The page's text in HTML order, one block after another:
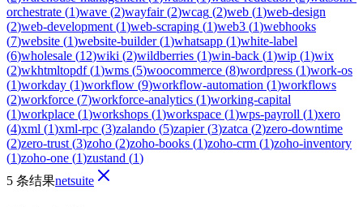
orchestrate (1)wave (2)wayfair(2)wcag (2)web (1)web-design
(2)web-development (1)web-scraping (1)web3 (1)webhooks
(7)website (1)website-builder(1)whatsapp (1)white-label
(6)wholesale (12)wiki (2)wildberries (1)win-back (1)wip (1)wix
(2)wkhtmltopdf(1)wms (5)woocommerce (8)wordpress (1)work-os
(1)workday (1)workflow (9)workflow-automation (1)workflows
(2)workforce (7)workforce-analytics (1)working-capital
(1)workplace (1)workshops (1)workspace (1)wps-payroll (1)xero
(4)xml (1)xml-rpc (3)zalando (5)zapier(3)zatca (2)zero-downtime
(2)zero-trust (3)zoho (2)zoho-books (1)zoho-crm (1)zoho-inventory
(1)zoho-one (1)zustand (1)
5 条结果netsuite